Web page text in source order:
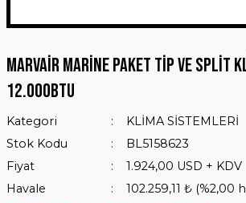
Marvair Marine Paket tip ve Split
12.000BTU
Kategori
KLİMA SİSTEMLERİ
Stok Kodu
BL5158623
Fiyat
1.924,00 USD + KDV
Havale
102.259,11 ₺ (%2,00